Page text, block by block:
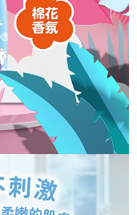
連結，可透過四大超商／
易完成。
您需要取消訂單，請聯絡
有效，需透過AFTEE先享
頁面顯示為準，若有關於
請聯繫「AFTEE先享後付
support/home
先享後付」服務完成之交
交易相關給付款項請求債